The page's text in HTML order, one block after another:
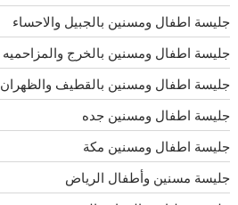
جليسة اطفال ومسنين بالجبيل والاحساء
جليسة اطفال ومسنين بالخرج والمزاحميه
جليسة اطفال ومسنين بالقطيف والظهران
جليسة اطفال ومسنين جده
جليسة اطفال ومسنين مكة
جليسة مسنين وأطفال الرياض